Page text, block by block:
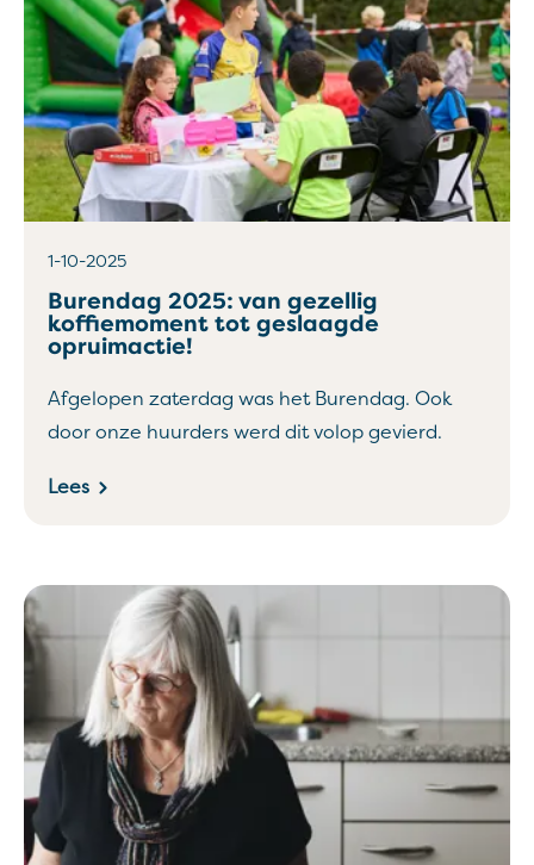
Burendag 2025: van gezellig
koffiemoment tot geslaagde
opruimactie!
1-10-2025
Afgelopen zaterdag was het Burendag. Ook
door onze huurders werd dit volop gevierd.
Lees